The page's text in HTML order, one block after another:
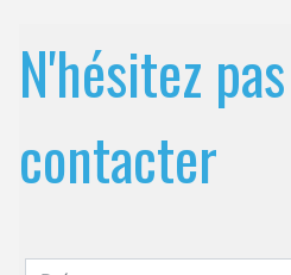
N'hésitez
contacter